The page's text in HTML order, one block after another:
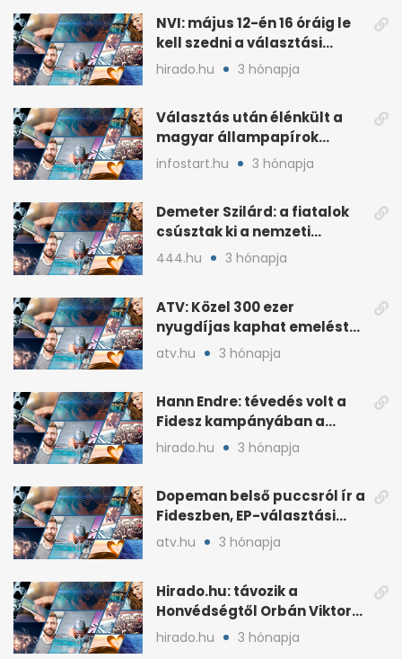
NVI: május 12-én 16 óráig le
kell szedni a választási
plakátokat
hirado.hu 3 hónapja
Választás után élénkült a
magyar állampapírok
lakossági értékesítése
infostart.hu 3 hónapja
Demeter Szilárd: a fiatalok
csúsztak ki a nemzeti
kultúrából
444.hu 3 hónapja
ATV: Közel 300 ezer
nyugdíjas kaphat emelést
idén a Tisza terve szerint
atv.hu 3 hónapja
Hann Endre: tévedés volt a
Fidesz kampányában a
háborús veszély
hirado.hu 3 hónapja
Dopeman belső puccsról ír a
Fideszben, EP-választási
árral
atv.hu 3 hónapja
Hirado.hu: távozik a
Honvédségtől Orbán Viktor
fia, Orbán Gáspár
hirado.hu 3 hónapja